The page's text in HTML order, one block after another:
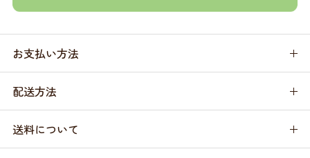
お支払い方法
配送方法
送料について